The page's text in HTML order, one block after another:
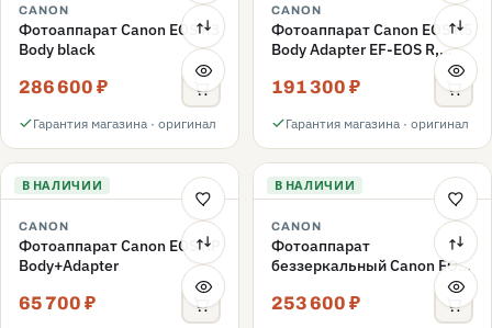
CANON
Фотоаппарат Canon EOS R3
Body black
286 600 ₽
Гарантия магазина · оригинал
CANON
Фотоаппарат Canon EOS R5
Body Adapter EF-EOS R,
191 300 ₽
Гарантия магазина · оригинал
В НАЛИЧИИ
CANON
Фотоаппарат Canon EOS RP
Body+Adapter
65 700 ₽
В НАЛИЧИИ
CANON
Фотоаппарат
беззеркальный Canon EOS
R5 Kit RF 24-105mm F4L IS
USM
253 600 ₽